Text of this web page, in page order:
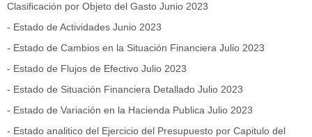
Clasificación por Objeto del Gasto Junio 2023
- Estado de Actividades Junio 2023
- Estado de Cambios en la Situación Financiera Julio 2023
- Estado de Flujos de Efectivo Julio 2023
- Estado de Situación Financiera Detallado Julio 2023
- Estado de Variación en la Hacienda Publica Julio 2023
- Estado analitico del Ejercicio del Presupuesto por Capitulo del